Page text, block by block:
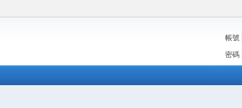
帳號
密碼